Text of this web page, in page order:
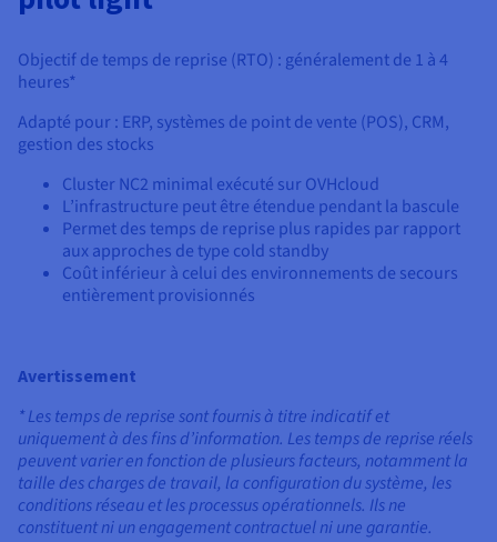
Objectif de temps de reprise (RTO) : généralement de 1 à 4
heures*
Adapté pour : ERP, systèmes de point de vente (POS), CRM,
gestion des stocks
Cluster NC2 minimal exécuté sur OVHcloud
L’infrastructure peut être étendue pendant la bascule
Permet des temps de reprise plus rapides par rapport
aux approches de type cold standby
Coût inférieur à celui des environnements de secours
entièrement provisionnés
Avertissement
* Les temps de reprise sont fournis à titre indicatif et
uniquement à des fins d’information. Les temps de reprise réels
peuvent varier en fonction de plusieurs facteurs, notamment la
taille des charges de travail, la configuration du système, les
conditions réseau et les processus opérationnels. Ils ne
constituent ni un engagement contractuel ni une garantie.